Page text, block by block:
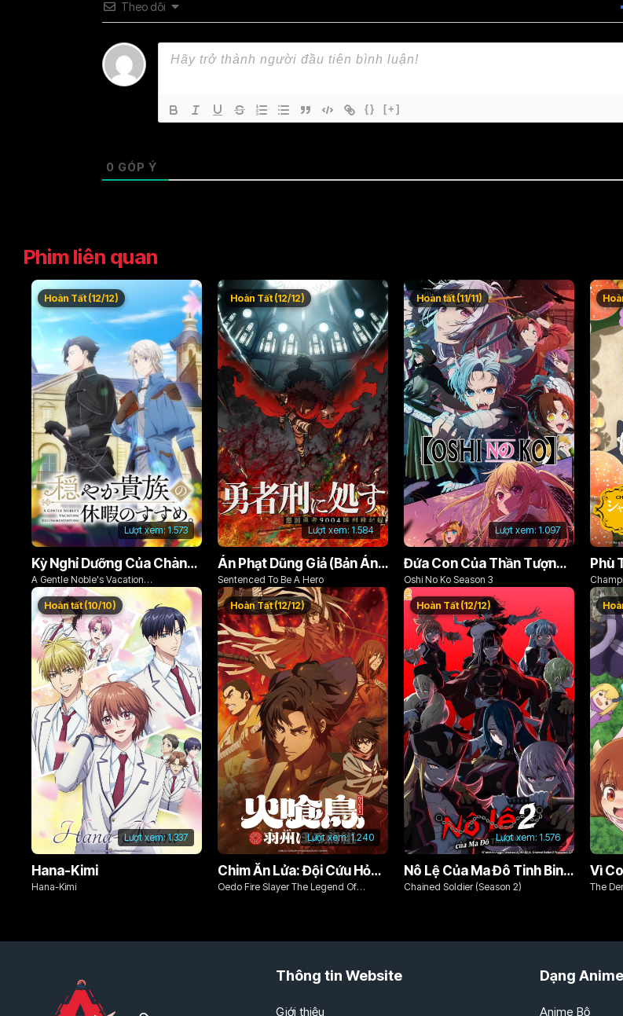
Theo dõi
{} [+]
0 GÓP Ý
Phim liên quan
Lượt xem: 1.573
Hoàn Tất (12/12)
Kỳ Nghỉ Dưỡng Của Chàng Quý Tộc Ôn Hòa (Odayaka Kizoku no Kyuuka no Susume)
A Gentle Noble's Vacation
Recommendation
Lượt xem: 1.584
Hoàn Tất (12/12)
Án Phạt Dũng Giả (Bản Án Anh Hùng)
Sentenced To Be A Hero
Lượt xem: 1.097
Hoàn tất (11/11)
Đứa Con Của Thần Tượng (Phần 3)
Oshi No Ko Season 3
Lượt xem:1.337
Hoàn tất (10/10)
Hana-Kimi
Hana-Kimi
Lượt xem: 1.240
Hoàn Tất (12/12)
Chim Ăn Lửa: Đội Cứu Hỏa Rách Rưới Vùng Ushu
Oedo Fire Slayer The Legend Of
Lượt xem: 1.576
Hoàn Tất (12/12)
Nô Lệ Của Ma Đô Tinh Binh (Phần 2)
Chained Soldier (Season 2)
The
Thông tin Website
Giới thiệu
Dạng Anime
Anime Bộ